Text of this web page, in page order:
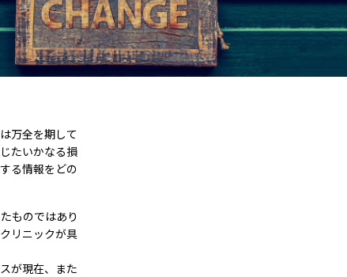
万全を期して
たいかなる損
る情報をどの
ものではあり
リニックが具
が現在、また